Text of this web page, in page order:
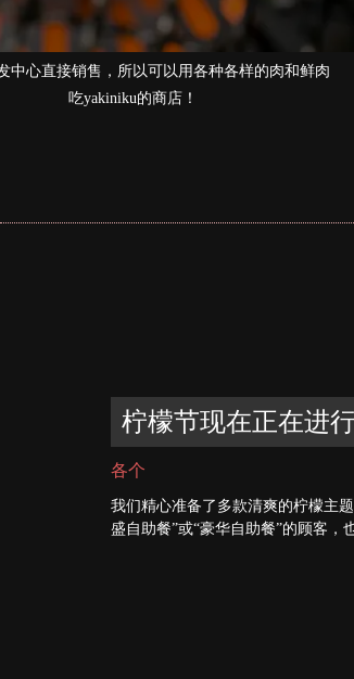
以可以用各种各样的肉和鲜肉
的商店！
柠檬节现在正在进行
各个
我们精心准备了多款清爽的柠檬主
盛自助餐”或“豪华自助餐”的顾客，